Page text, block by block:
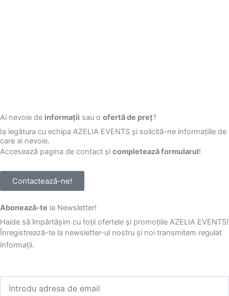
Ai nevoie de informații sau o ofertă de preț?
Ia legătura cu echipa AZELIA EVENTS și solicită-ne informațiile de
care ai nevoie.
Accesează pagina de contact și completează formularul!
Contactează-ne!
Abonează-te la Newsletter!
Haide să împărtășim cu toții ofertele și promoțiile AZELIA EVENTS!
Înregistrează-te la newsletter-ul nostru și noi transmitem regulat
informații.
adresa